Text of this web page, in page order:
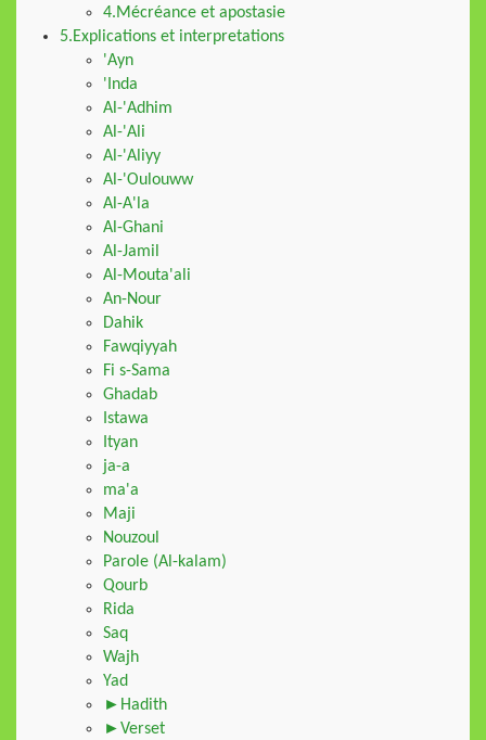
4.Mécréance et apostasie
5.Explications et interpretations
'Ayn
'Inda
Al-'Adhim
Al-'Ali
Al-'Aliyy
Al-'Oulouww
Al-A'la
Al-Ghani
Al-Jamil
Al-Mouta'ali
An-Nour
Dahik
Fawqiyyah
Fi s-Sama
Ghadab
Istawa
Ityan
ja-a
ma'a
Maji
Nouzoul
Parole (Al-kalam)
Qourb
Rida
Saq
Wajh
Yad
►Hadith
►Verset